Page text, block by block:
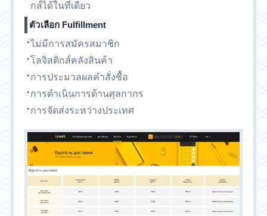
กส์ได้ในที่เดียว
ตัวเลือก Fulfillment
ไม่มีการสมัครสมาชิก
โลจิสติกส์คลังสินค้า
การประมวลผลคำสั่งซื้อ
การดำเนินการด้านศุลกากร
การจัดส่งระหว่างประเทศ